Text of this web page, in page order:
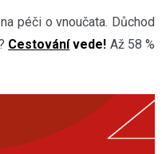
péči o vnoučata. Důchod
Cestovánívede! Až 58 %